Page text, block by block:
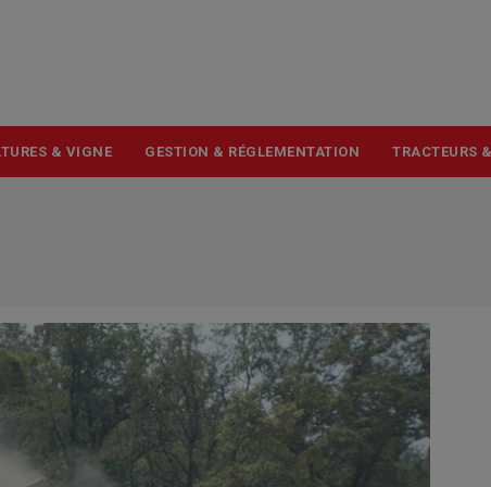
& VIGNE GESTION & RÉGLEMENTATION TRACTEURS